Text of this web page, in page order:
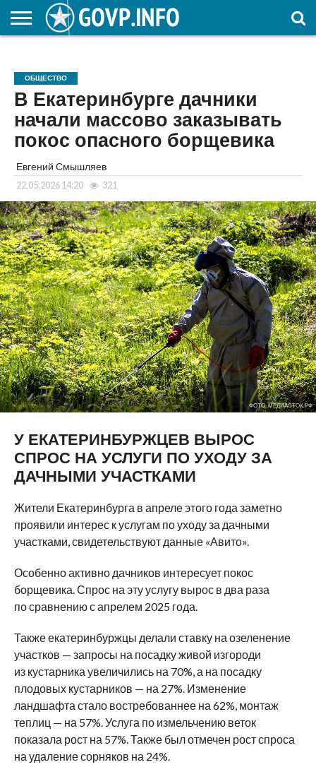
ОБРАЗОВАНИЕ
ОБЩЕСТВО
В Екатеринбурге дачники
начали массово заказывать
покос опасного борщевика
Евгений Смышляев
22.05.2026 14:20 321
ФОТО: МЕДИАСТОК.РФ
У ЕКАТЕРИНБУРЖЦЕВ ВЫРОС
СПРОС НА УСЛУГИ ПО УХОДУ ЗА
ДАЧНЫМИ УЧАСТКАМИ
Жители Екатеринбурга в апреле этого года заметно
проявили интерес к услугам по уходу за дачными
участками, свидетельствуют данные «Авито».
Особенно активно дачников интересует покос
борщевика. Спрос на эту услугу вырос в два раза
по сравнению с апрелем 2025 года.
Также екатеринбуржцы делали ставку на озеленение
участков — запросы на посадку живой изгороди
из кустарника увеличились на 70%, а на посадку
плодовых кустарников — на 27%. Изменение
ландшафта стало востребованнее на 62%, монтаж
теплиц — на 57%. Услуга по измельчению веток
показала рост на 57%. Также был отмечен рост спроса
на удаление сорняков на 24%.